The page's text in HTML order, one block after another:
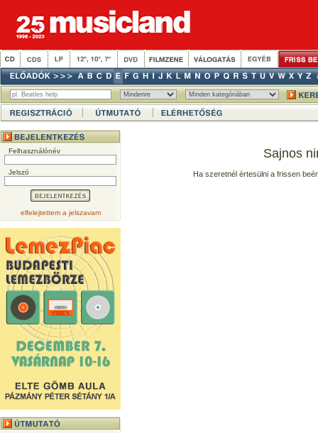
Felhasználónév
Jelszó
elfelejtettem a jelszavam
Sajnos
Ha szeretnél értesülni a frissen